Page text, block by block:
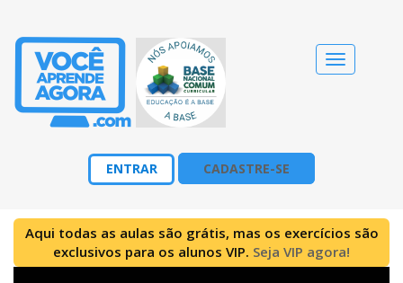
Alternar
navegação
ENTRAR CADASTRE-SE
Aqui todas as aulas são grátis, mas os exercícios são
exclusivos para os alunos VIP. Seja VIP agora!